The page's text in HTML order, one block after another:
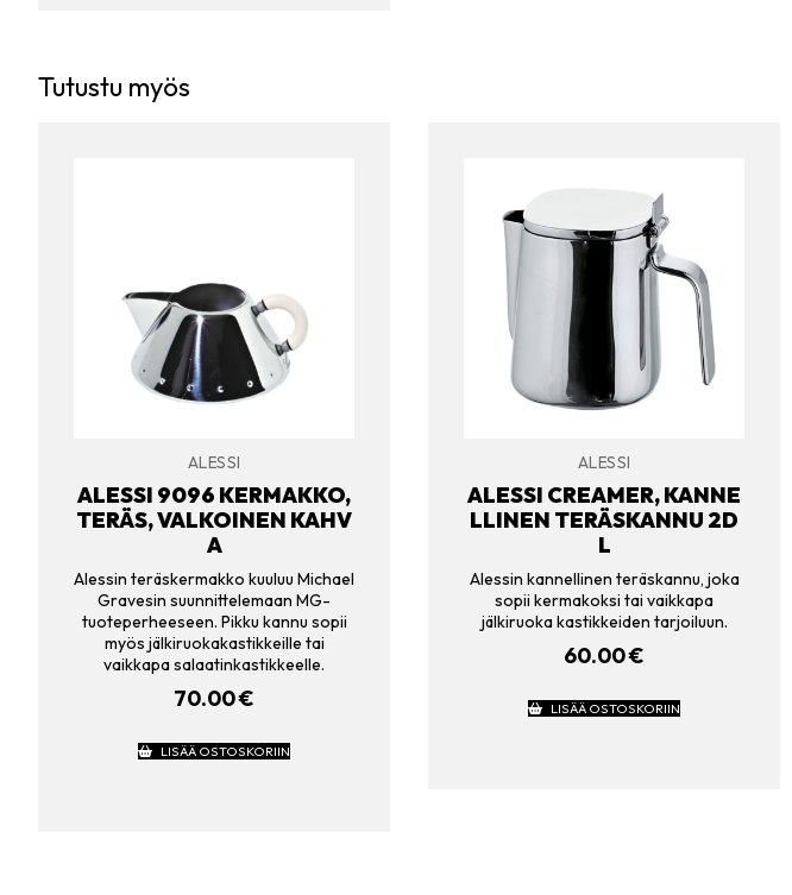
Tutustu myös
ALESSI
ALESSI 9096 KERMAKKO,
TERÄS, VALKOINEN KAHV
A
Alessin teräskermakko kuuluu Michael
Gravesin suunnittelemaan MG-
tuoteperheeseen. Pikku kannu sopii
myös jälkiruokakastikkeille tai
vaikkapa salaatinkastikkeelle.
70.00€
LISÄÄ OSTOSKORIIN
ALESSI
ALESSI CREAMER, KANNE
LLINEN TERÄSKANNU 2D
L
Alessin kannellinen teräskannu, joka
sopii kermakoksi tai vaikkapa
jälkiruoka kastikkeiden tarjoiluun.
60.00€
LISÄÄ OSTOSKORIIN